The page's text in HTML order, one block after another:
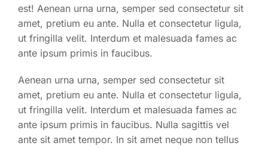
est! Aenean urna urna, semper sed consectetur sit
amet, pretium eu ante. Nulla et consectetur ligula,
ut fringilla velit. Interdum et malesuada fames ac
ante ipsum primis in faucibus.
Aenean urna urna, semper sed consectetur sit
amet, pretium eu ante. Nulla et consectetur ligula,
ut fringilla velit. Interdum et malesuada fames ac
ante ipsum primis in faucibus. Nulla sagittis vel
ante sit amet tempor. In sit amet neque non tellus